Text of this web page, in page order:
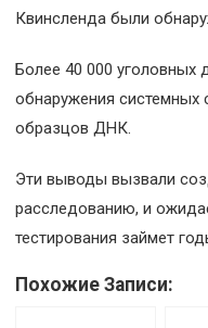
Квинсленда были
Более 40 000 уголовных
обнаружения системных
образцов ДНК.
Эти выводы вызвали
расследованию, и
тестирования займет
Похожие Записи: